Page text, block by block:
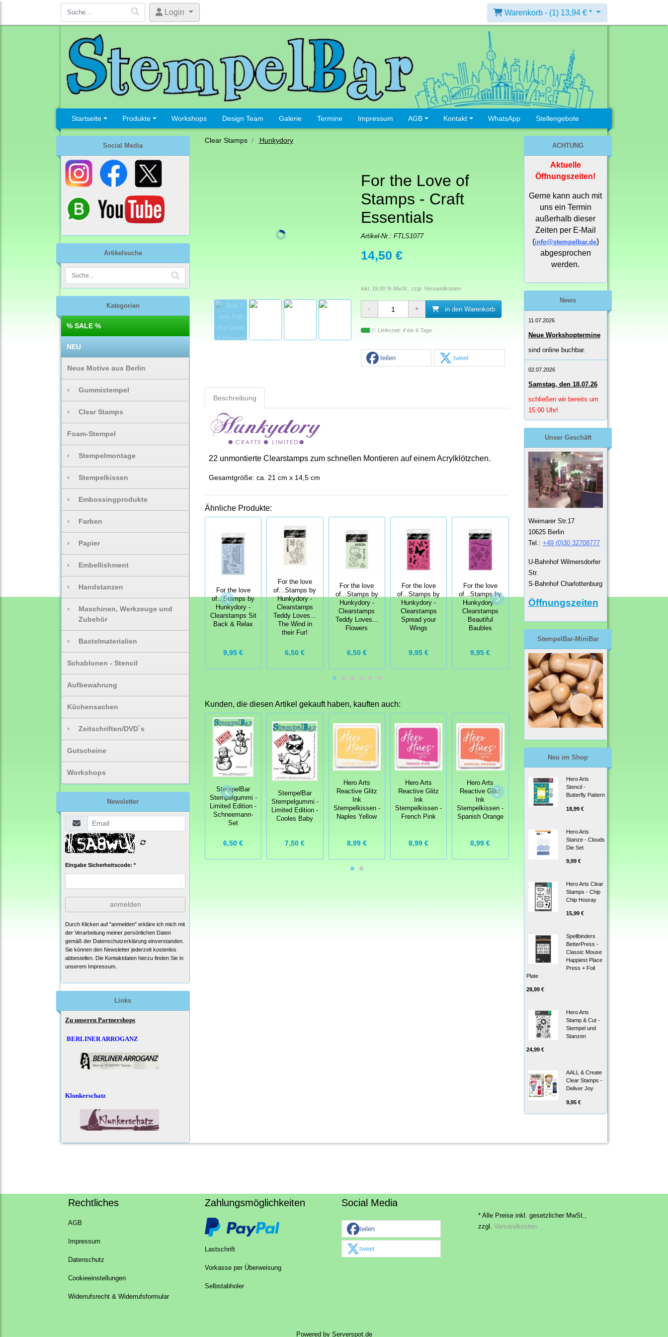
Login Warenkorb - (1) 13,94 € *
Startseite Produkte Workshops Design Team Galerie Termine Impressum AGB Kontakt WhatsApp Stellengebote
Social Media
Artikelsuche
Kategorien
% SALE %
NEU
Neue Motive aus Berlin
› Gummistempel
› Clear Stamps
Foam-Stempel
› Stempelmontage
› Stempelkissen
› Embossingprodukte
› Farben
› Papier
› Embellishment
› Handstanzen
›
Maschinen, Werkzeuge und
Zubehör
› Bastelmaterialien
Schablonen - Stencil
Aufbewahrung
Küchensachen
› Zeitschriften/DVD`s
Gutscheine
Workshops
Newsletter
Eingabe Sicherheitscode: *
anmelden
Durch Klicken auf "anmelden" erkläre ich mich mit
der Verarbeitung meiner persönlichen Daten
gemäß der Datenschutzerklärung einverstanden.
Sie können den Newsletter jederzeit kostenlos
abbestellen. Die Kontaktdaten hierzu finden Sie in
unserem Impressum.
Links
Zu unseren Partnershops
BERLINER ARROGANZ
Klunkerschatz
Clear Stamps Hunkydory
For the Love of
Stamps - Craft
Essentials
Artikel-Nr.: FTLS1077
14,50 €
inkl. 19,00 % MwSt., zzgl. Versandkosten
in den Warenkorb
Lieferzeit: 4 bis 6 Tage
teilen tweet
Beschreibung
22 unmontierte Clearstamps zum schnellen Montieren auf einem Acrylklötzchen.
Gesamtgröße: ca. 21 cm x 14,5 cm
Ähnliche Produkte:
For the love
of...Stamps by
Hunkydory -
Clearstamps Sit
Back & Relax
9,95 €
For the love
of...Stamps by
Hunkydory -
Clearstamps
Teddy Loves...
The Wind in
their Fur!
6,50 €
For the love
of...Stamps by
Hunkydory -
Clearstamps
Teddy Loves...
Flowers
6,50 €
For the love
of...Stamps by
Hunkydory -
Clearstamps
Spread your
Wings
9,95 €
For the love
of...Stamps by
Hunkydory -
Clearstamps
Beautiful
Baubles
9,95 €
For the love
Hunkydory -
You Bake Me
Oh So
6,50 €
For the love
Hunkydory -
Pretty
Poinsettia
9,95 €
Kunden, die diesen Artikel gekauft haben, kauften auch:
StempelBar
Stempelgummi -
Limited Edition -
Schneemann-
Set
6,50 €
StempelBar
Stempelgummi -
Limited Edition -
Cooles Baby
7,50 €
Hero Arts
Reactive Glitz
Ink
Stempelkissen -
Naples Yellow
8,99 €
Hero Arts
Reactive Glitz
Ink
Stempelkissen -
French Pink
8,99 €
Hero Arts
Reactive Glitz
Ink
Stempelkissen -
Spanish Orange
8,99 €
Tim Holtz
Stempelgummis
24,95 €
ACHTUNG
Aktuelle
Öffnungszeiten!
Gerne kann auch mit
uns ein Termin
außerhalb dieser
Zeiten per E-Mail
(info@stempelbar.de)
abgesprochen
werden.
News
11.07.2026
Neue Workshoptermine
sind online buchbar.
02.07.2026
Samstag, den 18.07.26
schließen wir bereits um
15:00 Uhr!
Unser Geschäft
Weimarer Str.17
10625 Berlin
Tel.: +49 (0)30 32708777
U-Bahnhof Wilmersdorfer
Str.
S-Bahnhof Charlottenburg
Öffnungszeiten
StempelBar-MiniBar
Neu im Shop
Hero Arts
Stencil -
Butterfly Pattern
18,99 €
Hero Arts
Stanze - Clouds
Die Set
9,99 €
Hero Arts Clear
Stamps - Chip
Chip Hooray
15,99 €
Spellbinders
BetterPress -
Classic Mouse
Happiest Place
Press + Foil
Plate
28,99 €
Hero Arts
Stamp & Cut -
Stempel und
Stanzen
24,99 €
AALL & Create
Clear Stamps -
Deliver Joy
9,95 €
Rechtliches
AGB
Impressum
Datenschutz
Cookieeinstellungen
Widerrufsrecht & Widerrufsformular
Zahlungsmöglichkeiten
Lastschrift
Vorkasse per Überweisung
Selbstabholer
Social Media
teilen
tweet
* Alle Preise inkl. gesetzlicher MwSt.,
zzgl. Versandkosten
Powered by Serverspot.de